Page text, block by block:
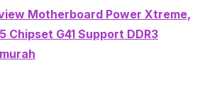
Motherboard Power Xtreme,
Chipset G41 Support DDR3